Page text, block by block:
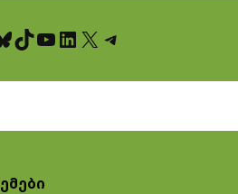
TikTok YouTube LinkedIn X Telegram